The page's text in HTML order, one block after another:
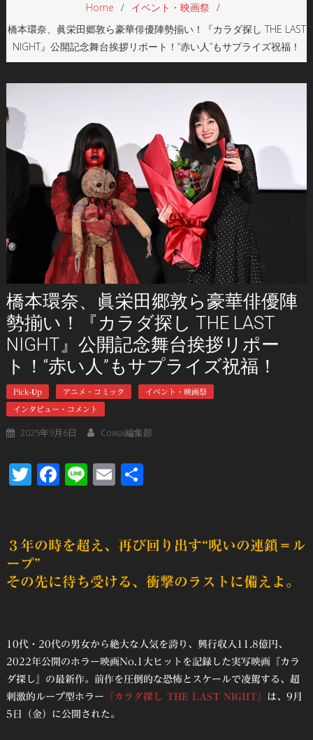
Home
イベント・映画祭
橋本環奈、眞栄田郷敦ら豪華俳優陣勢揃い！『カラダ探し THE LAST
NIGHT』公開記念舞台挨拶リポート！“赤い人”もサプライズ祝福！
橋本環奈、眞栄田郷敦ら豪華俳優陣
勢揃い！『カラダ探し THE LAST
NIGHT』公開記念舞台挨拶リポー
ト！“赤い人”もサプライズ祝福！
Pick-Up アニメ・コミック イベント・映画祭
インタビュー・コメント
2025年9月6日 Cowai編集部
Twitter
Facebook
LineEmail
３年の時を超え、再び回り出す“呪いの連鎖＝ル
ープ”
その先に待ち受ける、衝撃のラストに備えよ。
10代・20代の男女から絶大な人気を誇り、興行収入11.8億円、
2022年公開のホラー映画No.1大ヒットを記録した実写映画『カラ
ダ探し』の最新作。前作を圧倒的な恐怖とスケールで凌駕する、超
刺激的ループ型ホラー 『カラダ探し THE LAST NIGHT』 は、9月
5日（金）に公開された。